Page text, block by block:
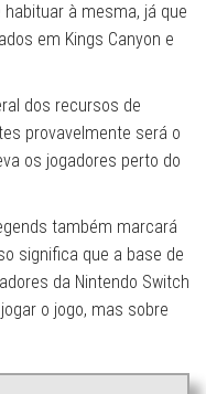
à mesma, já que
em Kings Canyon e
dos recursos de
provavelmente será o
os jogadores perto do
também marcará
significa que a base de
da Nintendo Switch
o jogo, mas sobre